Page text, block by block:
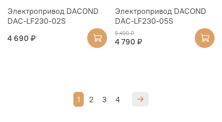
Электропривод DACOND
DAC-LF230-02S
4 690 ₽
Электропривод DACOND
DAC-LF230-05S
5 400 ₽
4 790 ₽
1 2 3 4